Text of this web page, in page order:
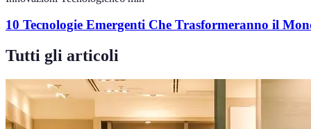
10 Tecnologie Emergenti Che Trasformeranno il
Tutti gli articoli